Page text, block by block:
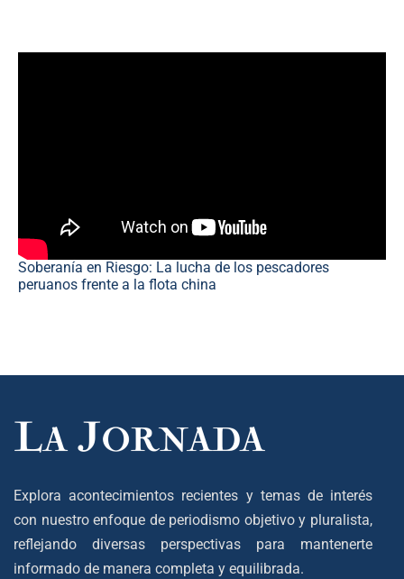
Soberanía en Riesgo: La lucha de los pescadores
peruanos frente a la flota china
Explora acontecimientos recientes y temas de interés
con nuestro enfoque de periodismo objetivo y pluralista,
reflejando diversas perspectivas para mantenerte
informado de manera completa y equilibrada.